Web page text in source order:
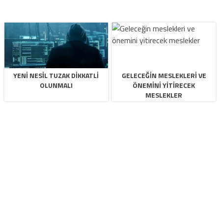
YENI NESIL TUZAK DIKKATLI
OLUNMALI
GELECEĞIN MESLEKLERI VE
ÖNEMINI YITIRECEK
MESLEKLER